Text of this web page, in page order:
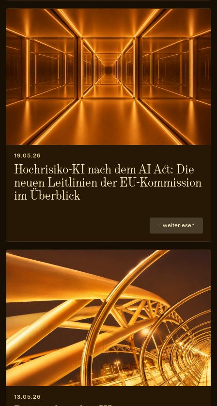
19.05.26
Hochrisiko-KI nach dem AI Act: Die
neuen Leitlinien der EU-Kommission
im Überblick
… weiterlesen
13.05.26